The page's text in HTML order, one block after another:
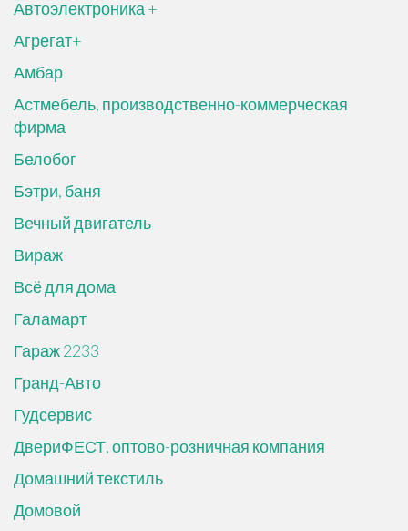
Автоэлектроника +
Агрегат+
Амбар
Астмебель, производственно-коммерческая
фирма
Белобог
Бэтри, баня
Вечный двигатель
Вираж
Всё для дома
Галамарт
Гараж 2233
Гранд-Авто
Гудсервис
ДвериФЕСТ, оптово-розничная компания
Домашний текстиль
Домовой